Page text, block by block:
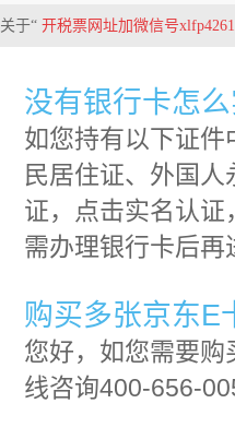
关于“ 开税票网址加微信号xlfp4261
没有银行卡怎
如您持有以下证
民居住证、外国
证，点击实名认
需办理银行卡后再
购买多张京东E
您好，如您需要
线咨询400-656-